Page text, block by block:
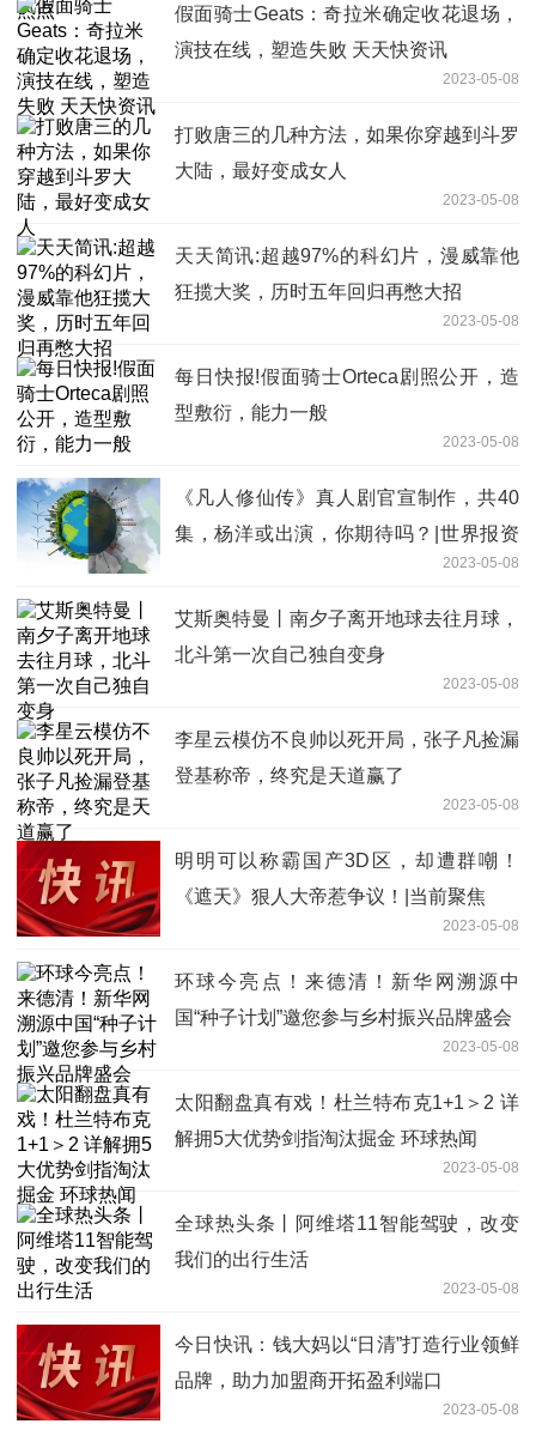
假面骑士Geats：奇拉米确定收花退场，
演技在线，塑造失败 天天快资讯
2023-05-08
打败唐三的几种方法，如果你穿越到斗罗
大陆，最好变成女人
2023-05-08
天天简讯:超越97%的科幻片，漫威靠他
狂揽大奖，历时五年回归再憋大招
2023-05-08
每日快报!假面骑士Orteca剧照公开，造
型敷衍，能力一般
2023-05-08
《凡人修仙传》真人剧官宣制作，共40
集，杨洋或出演，你期待吗？|世界报资
2023-05-08
艾斯奥特曼丨南夕子离开地球去往月球，
北斗第一次自己独自变身
2023-05-08
李星云模仿不良帅以死开局，张子凡捡漏
登基称帝，终究是天道赢了
2023-05-08
明明可以称霸国产3D区，却遭群嘲！
《遮天》狠人大帝惹争议！|当前聚焦
2023-05-08
环球今亮点！来德清！新华网溯源中
国“种子计划”邀您参与乡村振兴品牌盛会
2023-05-08
太阳翻盘真有戏！杜兰特布克1+1＞2 详
解拥5大优势剑指淘汰掘金 环球热闻
2023-05-08
全球热头条丨阿维塔11智能驾驶，改变
我们的出行生活
2023-05-08
今日快讯：钱大妈以“日清”打造行业领鲜
品牌，助力加盟商开拓盈利端口
2023-05-08